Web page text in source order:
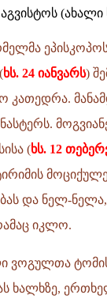
აგვისტოს
ხს. 24 იანვარს)
(ხს. 12
და ნელ-ნელა,
იკლო.
ვოგულთა
ხალხზე,